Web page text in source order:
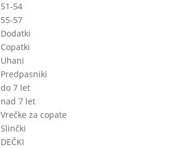
51-54
55-57
Dodatki
Copatki
Uhani
Predpasniki
do 7 let
nad 7 let
Vrečke za copate
Slinčki
DEČKI